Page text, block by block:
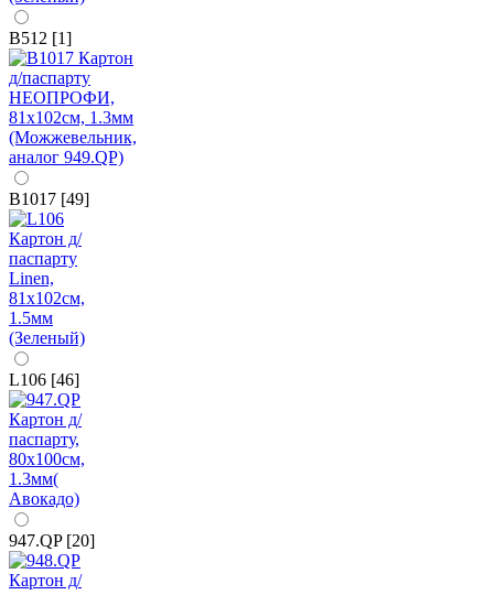
B512 [1]
B1017 [49]
L106 [46]
947.QP [20]